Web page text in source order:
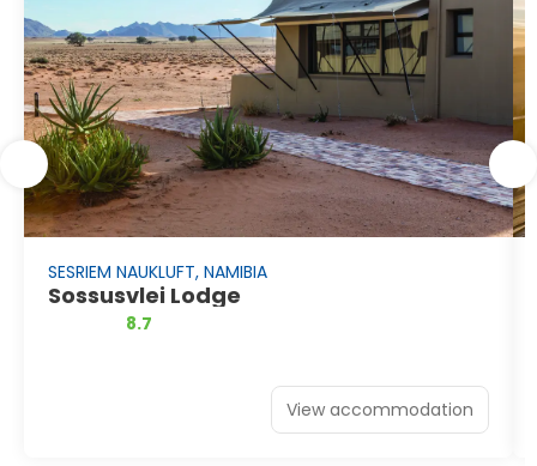
SESRIEM NAUKLUFT, NAMIBIA
Sossusvlei Lodge
8.7
View accommodation